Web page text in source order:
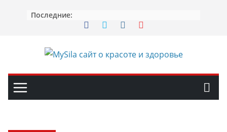
Последние: